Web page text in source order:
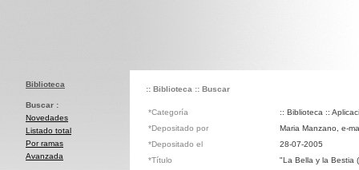
Biblioteca
Buscar :
Novedades
Listado total
Por ramas
Avanzada
:: Biblioteca :: Buscar
*Categoría
:: Biblioteca ::
*Depositado por
Maria Manzano, e-
*Depositado el
28-07-2005
*Título
"La Bella y la Bestia